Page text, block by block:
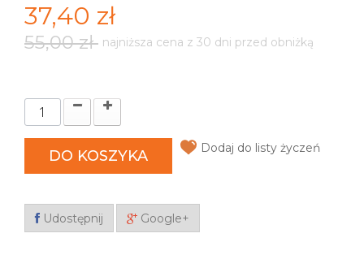
37,40 zł
55,00 zł najniższa cena z 30 dni przed obniżką
DO KOSZYKA Dodaj do listy życzeń
Udostępnij Google+